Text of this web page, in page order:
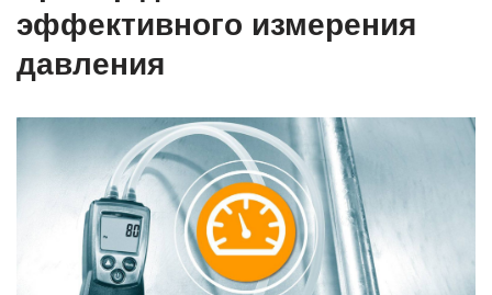
эффективного измерения
давления